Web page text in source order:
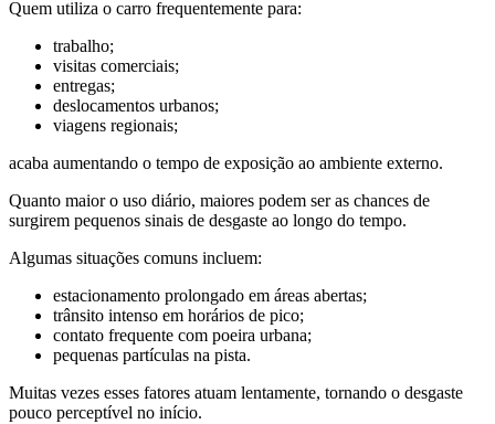
Quem utiliza o carro frequentemente para:
trabalho;
visitas comerciais;
entregas;
deslocamentos urbanos;
viagens regionais;
acaba aumentando o tempo de exposição ao ambiente externo.
Quanto maior o uso diário, maiores podem ser as chances de
surgirem pequenos sinais de desgaste ao longo do tempo.
Algumas situações comuns incluem:
estacionamento prolongado em áreas abertas;
trânsito intenso em horários de pico;
contato frequente com poeira urbana;
pequenas partículas na pista.
Muitas vezes esses fatores atuam lentamente, tornando o desgaste
pouco perceptível no início.